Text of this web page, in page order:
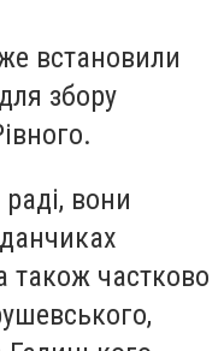
встановили
збору
раді, вони
також частково